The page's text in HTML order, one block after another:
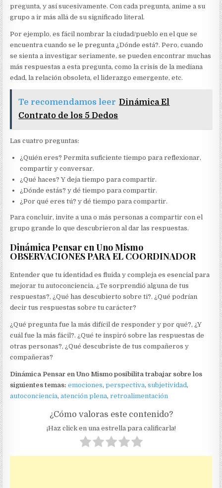
pregunta, y así sucesivamente. Con cada pregunta, anime a su
grupo a ir más allá de su significado literal.
Por ejemplo, es fácil nombrar la ciudad/pueblo en el que se
encuentra cuando se le pregunta ¿Dónde está?. Pero, cuando
se sienta a investigar seriamente, se pueden encontrar muchas
más respuestas a esta pregunta, como la crisis de la mediana
edad, la relación obsoleta, el liderazgo emergente, etc.
Te recomendamos leer Dinámica El
Contrato de los 5 Dedos
Las cuatro preguntas:
¿Quién eres? Permita suficiente tiempo para reflexionar,
compartir y conversar.
¿Qué haces? Y deja tiempo para compartir.
¿Dónde estás? y dé tiempo para compartir.
¿Por qué eres tú? y dé tiempo para compartir.
Para concluir, invite a una o más personas a compartir con el
grupo grande lo que descubrieron al dar las respuestas.
Dinámica Pensar en Uno Mismo
OBSERVACIONES PARA EL COORDINADOR
Entender que tu identidad es fluida y compleja es esencial para
mejorar tu autoconciencia. ¿Te sorprendió alguna de tus
respuestas?, ¿Qué has descubierto sobre ti?. ¿Qué podrían
decir tus respuestas sobre tu carácter?
¿Qué pregunta fue la más difícil de responder y por qué?, ¿Y
cuál fue la más fácil?. ¿Qué te inspiró sobre las respuestas de
otras personas?, ¿Qué descubriste de tus compañeros y
compañeras?
Dinámica Pensar en Uno Mismo posibilita trabajar sobre los
siguientes temas: emociones,perspectiva,subjetividad,
autoconciencia,atención plena,retroalimentación
¿Cómo valoras este contenido?
¡Haz click en una estrella para calificarla!